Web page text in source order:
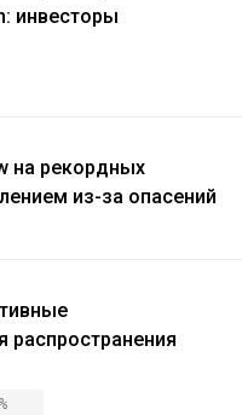
инвесторы
на рекордных
из-за опасений
распространения